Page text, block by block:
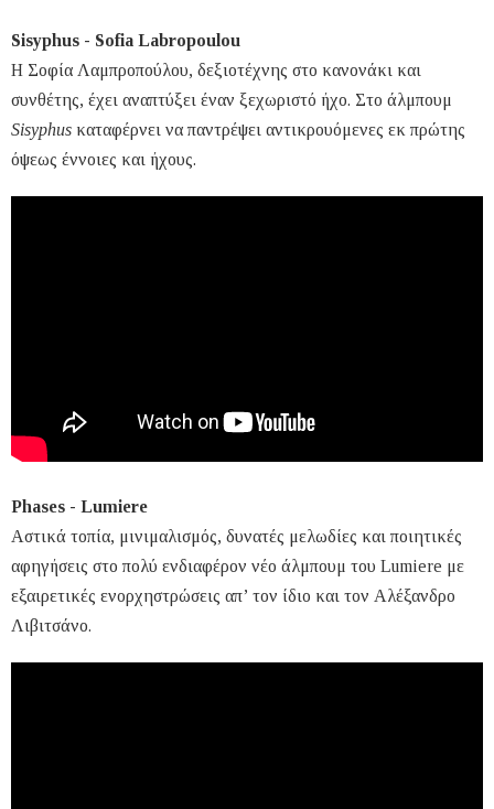
Sisyphus - Sofia Labropoulou
Η Σοφία Λαμπροπούλου, δεξιοτέχνης στο κανονάκι και
συνθέτης, έχει αναπτύξει έναν ξεχωριστό ήχο. Στο άλμπουμ
Sisyphus καταφέρνει να παντρέψει αντικρουόμενες εκ πρώτης
όψεως έννοιες και ήχους.
Phases - Lumiere
Αστικά τοπία, μινιμαλισμός, δυνατές μελωδίες και ποιητικές
αφηγήσεις στο πολύ ενδιαφέρον νέο άλμπουμ του Lumiere με
εξαιρετικές ενορχηστρώσεις απ’ τον ίδιο και τον Αλέξανδρο
Λιβιτσάνο.